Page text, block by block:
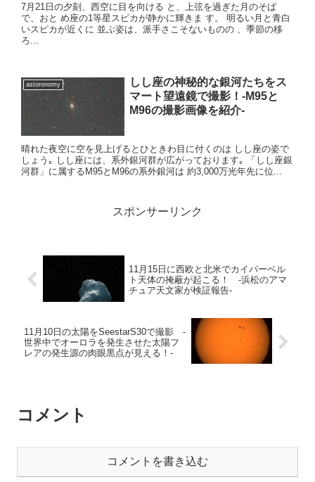
7月21日の夕刻、西空に目を向ける と、上弦を過ぎた月のそば
で、おと め座の1等星スピカが静かに輝きま す。 明るい月と青白
いスピカが近くに 並ぶ姿は、派手さこそないものの 、季節の移
ろ...
astoronomy
しし座の神秘的な銀河たちをス
マート望遠鏡で撮影！-M95と
M96の撮影画像を紹介-
晴れた夜空に空を見上げるとひときわ目に付くのは しし座の姿で
しょう｡ しし座には、系外銀河群が広がっております｡ 「しし座銀
河群」に属するM95とM96の系外銀河は 約3,000万光年先に位...
スポンサーリンク
11月15日に西欧と北米でカイパーベル
ト天体の掩蔽が起こる！ -浜松のアマ
チュア天文家が検証報告-
11月10日の太陽をSeestarS30で撮影 -
世界中でオーロラを発生させた太陽フ
レアの発生源の肉眼黒点が見える！-
コメント
コメントを書き込む